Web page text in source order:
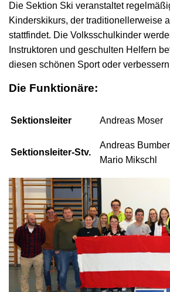
Die Sektion Ski veranstaltet
Kinderskikurs, der traditionellerweise
stattfindet. Die Volksschulkinder
Instruktoren und geschulten Helfern
diesen schönen Sport oder
Die Funktionäre:
Sektionsleiter Andreas Moser
Sektionsleiter-Stv.
Andreas
Mario Mikschl